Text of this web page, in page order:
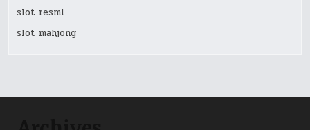
slot resmi
slot mahjong